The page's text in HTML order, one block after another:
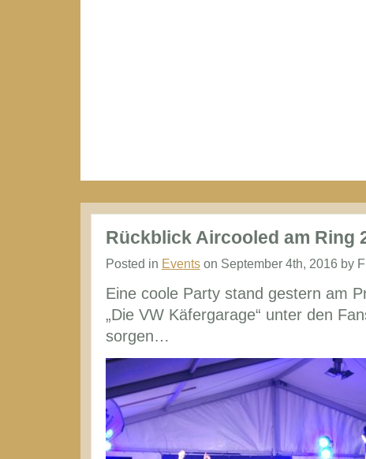
Rückblick Aircooled am Ring
Posted in Eventson September 4th, 2016 by
Eine coole Party stand gestern am
„Die VW Käfergarage“ unter den
sorgen…